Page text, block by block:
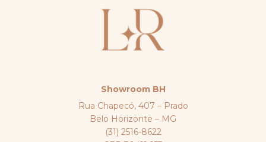
Showroom BH
Rua Chapecó, 407 – Prado
Belo Horizonte – MG
(31) 2516-8622